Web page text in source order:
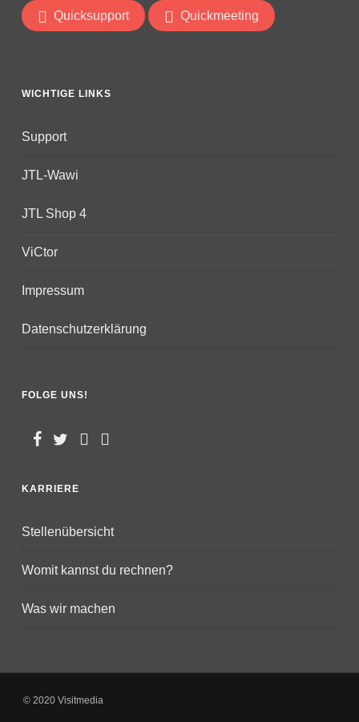
Quicksupport Quickmeeting
WICHTIGE LINKS
Support
JTL-Wawi
JTL Shop 4
ViCtor
Impressum
Datenschutzerklärung
FOLGE UNS!
KARRIERE
Stellenübersicht
Womit kannst du rechnen?
Was wir machen
© 2020 Visitmedia